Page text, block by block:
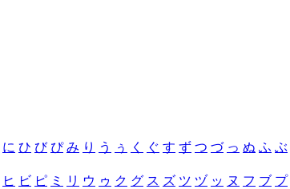
に ひ び ぴ み り う ぅ く ぐ す ず つ づ っ ぬ ふ ぶ
ヒ ビ ピ ミ リ ウ ゥ ク グ ス ズ ツ ヅ ッ ヌ フ ブ プ